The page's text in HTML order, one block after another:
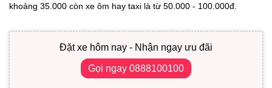
khoảng 35.000 còn xe ôm hay taxi là từ 50.000 - 100.000đ.
Đặt xe hôm nay - Nhận ngay ưu đãi
Gọi ngay 0888100100